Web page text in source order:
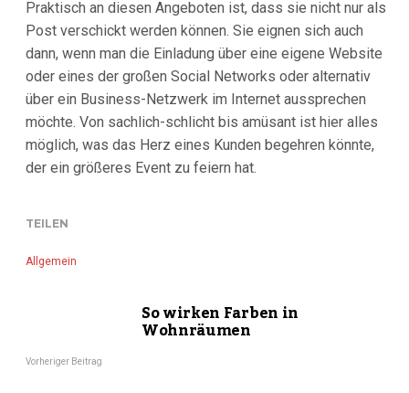
Praktisch an diesen Angeboten ist, dass sie nicht nur als
Post verschickt werden können. Sie eignen sich auch
dann, wenn man die Einladung über eine eigene Website
oder eines der großen Social Networks oder alternativ
über ein Business-Netzwerk im Internet aussprechen
möchte. Von sachlich-schlicht bis amüsant ist hier alles
möglich, was das Herz eines Kunden begehren könnte,
der ein größeres Event zu feiern hat.
TEILEN
Allgemein
So wirken Farben in
Wohnräumen
Vorheriger Beitrag